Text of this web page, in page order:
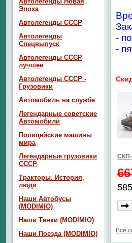
-
-
СКП-
Все
Эпоха
Автолегенды СССР
Автолегенды
Спецвыпуск
Автолегенды СССР
лучшее
Автолегенды СССР -
Грузовики
Автомобиль на службе
Легендарные советские
Автомобили
Полицейские машины
мира
Легендарные грузовики
СССР
Тракторы. История,
люди
Наши Автобусы
(MODIMIO)
Наши Танки (MODIMIO)
Наши Поезда (MODIMIO)